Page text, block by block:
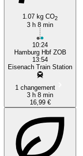
1.07 kg CO2
3 h 8 min
10:24
Hamburg Hbf ZOB
13:54
Eisenach Train Station
1 changement
3 h 8 min
16,99 €